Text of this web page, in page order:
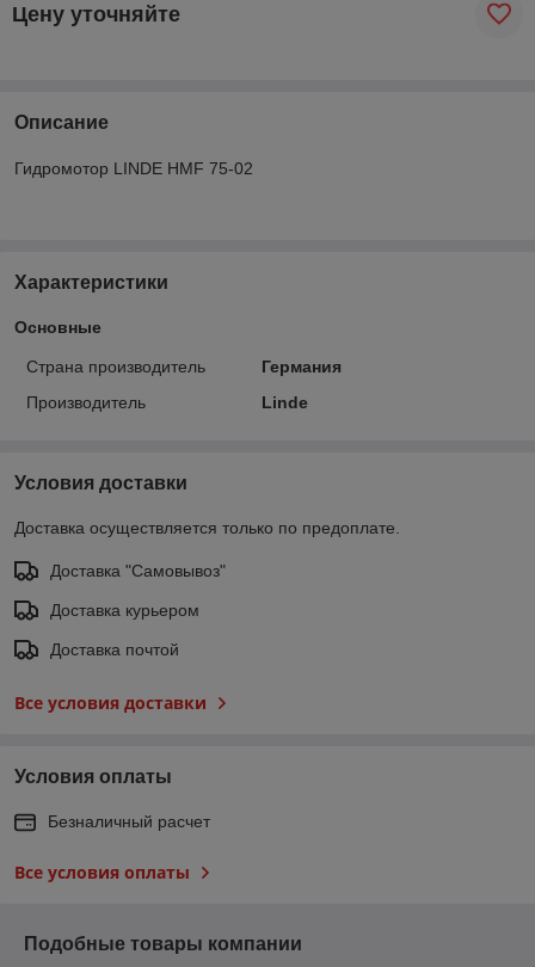
Цену уточняйте
Описание
Гидромотор LINDE HMF 75-02
Характеристики
Основные
Страна производитель
Германия
Производитель
Linde
Условия доставки
Доставка осуществляется только по предоплате.
Доставка "Самовывоз"
Доставка курьером
Доставка почтой
Все условия доставки
Условия оплаты
Безналичный расчет
Все условия оплаты
Подобные товары компании